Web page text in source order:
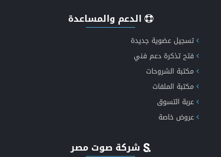
الدعم والمساعدة
تسجيل عضوية جديدة
فتح تذكرة دعم فني
مكتبة الشروحات
مكتبة الملفات
عربة التسوق
عروض خاصة
شركة صوت مصر